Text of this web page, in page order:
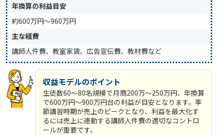
年換算の利益目安
約600万円〜960万円
主な経費
講師人件費、教室家賃、広告宣伝費、教材費など
収益モデルのポイント
生徒数60〜80名規模で月商200万〜250万円、年換算
で600万円〜900万円台の利益が目安となります。季
節講習時期が売上のピークとなり、利益を最大化す
るには売上に連動する講師人件費の適切なコントロ
ールが重要です。